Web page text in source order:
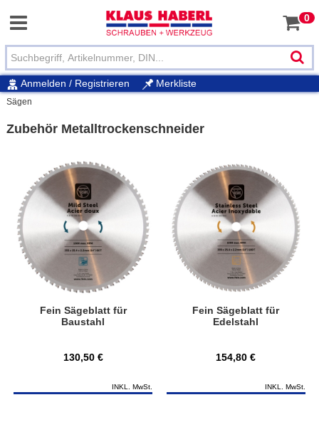
0
Anmelden / Registrieren Merkliste
Sägen
Zubehör Metalltrockenschneider
Fein Sägeblatt für
Baustahl
130,50 €
INKL. MwSt.
Fein Sägeblatt für
Edelstahl
154,80 €
INKL. MwSt.